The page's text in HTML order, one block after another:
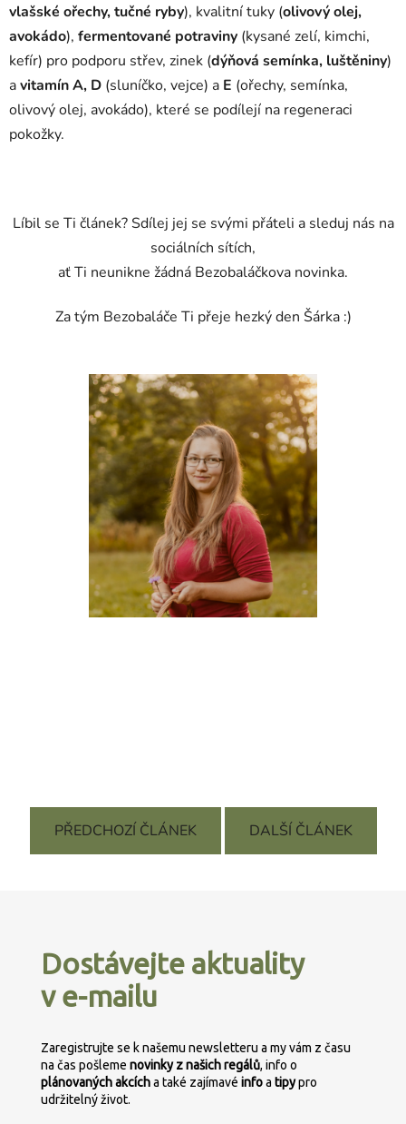
vlašské ořechy, tučné ryby), kvalitní tuky (olivový olej,
avokádo), fermentované potraviny (kysané zelí, kimchi,
kefír) pro podporu střev, zinek (dýňová semínka, luštěniny)
avitamín A, D (sluníčko, vejce) a E (ořechy, semínka,
olivový olej, avokádo), které se podílejí na regeneraci
pokožky.
Líbil se Ti článek? Sdílej jej se svými přáteli a sleduj nás na
sociálních sítích,
ať Ti neunikne žádná Bezobaláčkova novinka.
Za tým Bezobaláče Ti přeje hezký den Šárka :)
PŘEDCHOZÍ ČLÁNEK DALŠÍ ČLÁNEK
Dostávejte aktuality
v e-mailu
Zaregistrujte se k našemu newsletteru a my vám z času
na čas pošleme novinky z našich regálů, info o
plánovanýchakcícha také zajímavé infoa tipypro
udržitelný život.